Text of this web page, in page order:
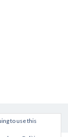
to use this